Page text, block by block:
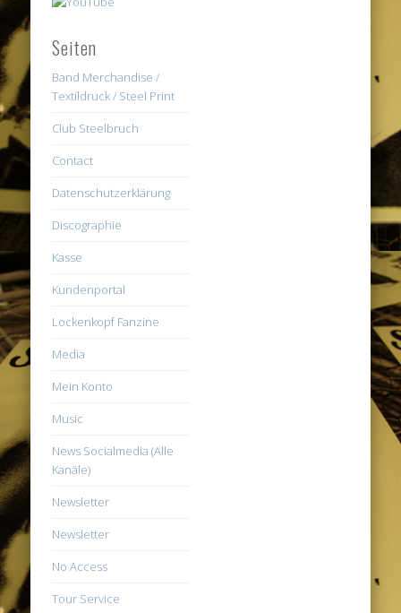
Seiten
Band Merchandise /
Textildruck / Steel Print
Club Steelbruch
Contact
Datenschutzerklärung
Discographie
Kasse
Kundenportal
Lockenkopf Fanzine
Media
Mein Konto
Music
News Socialmedia (Alle
Kanäle)
Newsletter
Newsletter
No Access
Tour Service